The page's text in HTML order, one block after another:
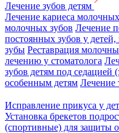
Лечение зубов детям
Лечение кариеса
молочных зубов Лечение
постоянных зубов у детей,
зубы Реставрация
лечению у стоматолога
зубов детям под седацией
особенным детям Лечение
Исправление прикуса у
Установка брекетов
(спортивные) для защиты